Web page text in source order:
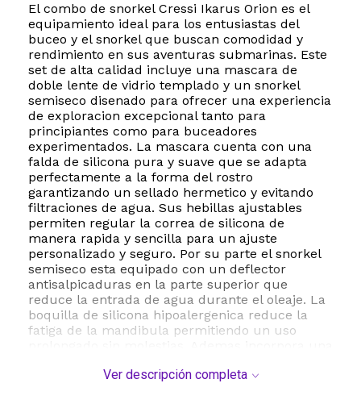
El combo de snorkel Cressi Ikarus Orion es el
equipamiento ideal para los entusiastas del
buceo y el snorkel que buscan comodidad y
rendimiento en sus aventuras submarinas. Este
set de alta calidad incluye una mascara de
doble lente de vidrio templado y un snorkel
semiseco disenado para ofrecer una experiencia
de exploracion excepcional tanto para
principiantes como para buceadores
experimentados. La mascara cuenta con una
falda de silicona pura y suave que se adapta
perfectamente a la forma del rostro
garantizando un sellado hermetico y evitando
filtraciones de agua. Sus hebillas ajustables
permiten regular la correa de silicona de
manera rapida y sencilla para un ajuste
personalizado y seguro. Por su parte el snorkel
semiseco esta equipado con un deflector
antisalpicaduras en la parte superior que
reduce la entrada de agua durante el oleaje. La
boquilla de silicona hipoalergenica reduce la
fatiga de la mandibula permitiendo un uso
expulsion rapida de cualquier residuo de agua.
Ver descripción completa